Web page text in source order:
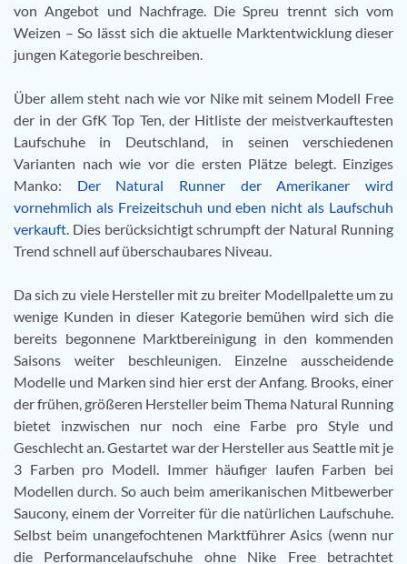
von Angebot und Nachfrage. Die Spreu trennt sich vom
Weizen – So lässt sich die aktuelle Marktentwicklung dieser
jungen Kategorie beschreiben.
Über allem steht nach wie vor Nike mit seinem Modell Free
der in der GfK Top Ten, der Hitliste der meistverkauftesten
Laufschuhe in Deutschland, in seinen verschiedenen
Varianten nach wie vor die ersten Plätze belegt. Einziges
Manko: Der Natural Runner der Amerikaner wird
vornehmlich als Freizeitschuh und eben nicht als Laufschuh
verkauft . Dies berücksichtigt schrumpft der Natural Running
Trend schnell auf überschaubares Niveau.
Da sich zu viele Hersteller mit zu breiter Modellpalette um zu
wenige Kunden in dieser Kategorie bemühen wird sich die
bereits begonnene Marktbereinigung in den kommenden
Saisons weiter beschleunigen. Einzelne ausscheidende
Modelle und Marken sind hier erst der Anfang. Brooks, einer
der frühen, größeren Hersteller beim Thema Natural Running
bietet inzwischen nur noch eine Farbe pro Style und
Geschlecht an. Gestartet war der Hersteller aus Seattle mit je
3 Farben pro Modell. Immer häufiger laufen Farben bei
Modellen durch. So auch beim amerikanischen Mitbewerber
Saucony, einem der Vorreiter für die natürlichen Laufschuhe.
Selbst beim unangefochtenen Marktführer Asics (wenn nur
die Performancelaufschuhe ohne Nike Free betrachtet